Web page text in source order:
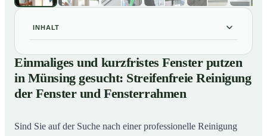
INHALT
Einmaliges und kurzfristes Fenster putzen in Münsing
gesucht: Streifenfreie Reinigung der Fenster und
Fensterrahmen
02 So putzen unsere Profis in Münsing Ihre Fenster
Einmaliges und kurzfristes Fenster putzen
in Münsing gesucht: Streifenfreie Reinigung
der Fenster und Fensterrahmen
Sind Sie auf der Suche nach einer professionelle Reinigung